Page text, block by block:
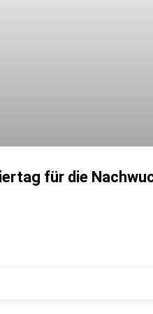
für die